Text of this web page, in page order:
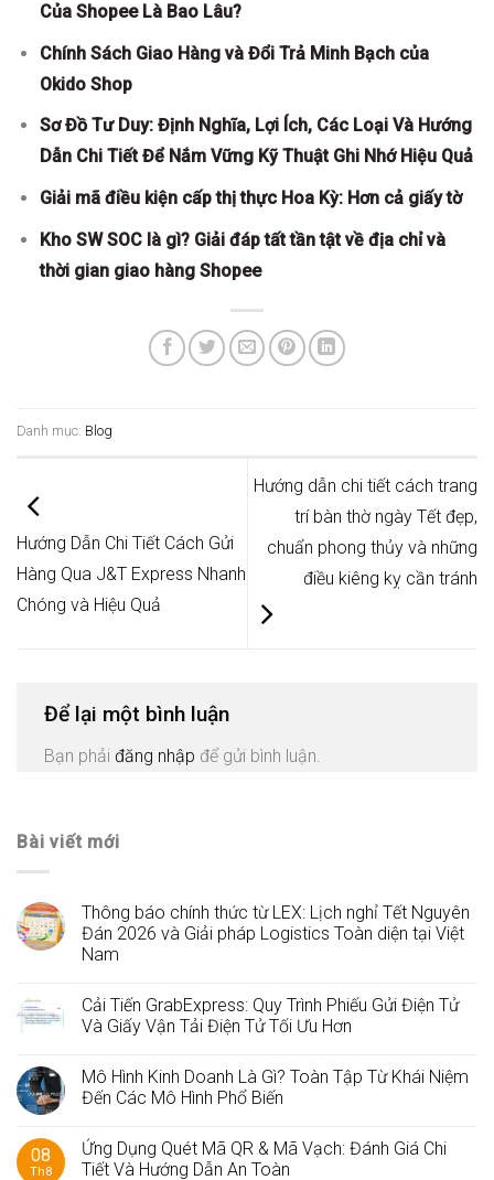
Của Shopee Là Bao Lâu?
Chính Sách Giao Hàng và Đổi Trả Minh Bạch của
Okido Shop
Sơ Đồ Tư Duy: Định Nghĩa, Lợi Ích, Các Loại Và Hướng
Dẫn Chi Tiết Để Nắm Vững Kỹ Thuật Ghi Nhớ Hiệu Quả
Giải mã điều kiện cấp thị thực Hoa Kỳ: Hơn cả giấy tờ
Kho SW SOC là gì? Giải đáp tất tần tật về địa chỉ và
thời gian giao hàng Shopee
Danh mục: Blog
Hướng Dẫn Chi Tiết Cách Gửi
Hàng Qua J&T Express Nhanh
Chóng và Hiệu Quả
Hướng dẫn chi tiết cách trang
trí bàn thờ ngày Tết đẹp,
chuẩn phong thủy và những
điều kiêng kỵ cần tránh
Để lại một bình luận
Bạn phải đăng nhập để gửi bình luận.
Bài viết mới
Thông báo chính thức từ LEX: Lịch nghỉ Tết Nguyên
Đán 2026 và Giải pháp Logistics Toàn diện tại Việt
Nam
Cải Tiến GrabExpress: Quy Trình Phiếu Gửi Điện Tử
Và Giấy Vận Tải Điện Tử Tối Ưu Hơn
Mô Hình Kinh Doanh Là Gì? Toàn Tập Từ Khái Niệm
Đến Các Mô Hình Phổ Biến
08
Th8
Ứng Dụng Quét Mã QR & Mã Vạch: Đánh Giá Chi
Tiết Và Hướng Dẫn An Toàn